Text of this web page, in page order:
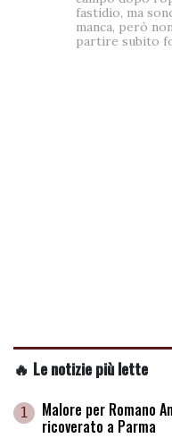
fastidio, ma
manca, però
partire subito
🔥 Le notizie più lette
1 Malore per Romano
ricoverato a Parma